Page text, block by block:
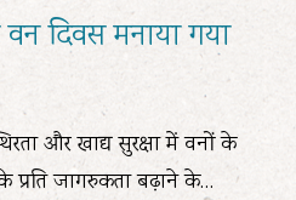
वन दिवस मनाया गया
और खाद्य सुरक्षा में वनों के
प्रति जागरुकता बढ़ाने के…